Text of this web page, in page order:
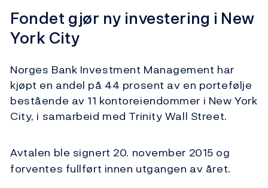
Fondet gjør ny investering i New
York City
Norges Bank Investment Management har
kjøpt en andel på 44 prosent av en portefølje
bestående av 11 kontoreiendommer i New York
City, i samarbeid med Trinity Wall Street.
Avtalen ble signert 20. november 2015 og
forventes fullført innen utgangen av året.